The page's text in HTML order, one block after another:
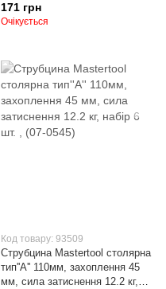
171 грн
Очікується
Код товару: 93509
Струбцина Mastertool столярна
тип''A'' 110мм, захоплення 45
мм, сила затиснення 12.2 кг,